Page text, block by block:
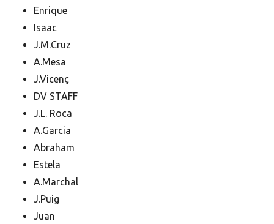
Enrique
Isaac
J.M.Cruz
A.Mesa
J.Vicenç
DV STAFF
J.L. Roca
A.Garcia
Abraham
Estela
A.Marchal
J.Puig
Juan